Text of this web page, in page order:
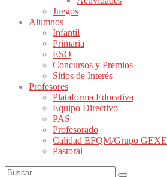
Juegos
Alumnos
Infantil
Primaria
ESO
Concursos y Premios
Sitios de Interés
Profesores
Plataforma Educativa
Equipo Directivo
PAS
Profesorado
Calidad EFQM/Grupo GEXE
Pastoral